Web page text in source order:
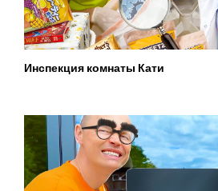
Инспекция комнаты Кати